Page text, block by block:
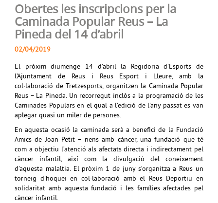
Obertes les inscripcions per la
Caminada Popular Reus – La
Pineda del 14 d’abril
02/04/2019
El pròxim diumenge 14 d’abril la Regidoria d’Esports de
l’Ajuntament de Reus i Reus Esport i Lleure, amb la
col·laboració de Tretzesports, organitzen la Caminada Popular
Reus – La Pineda. Un recorregut inclòs a la programació de les
Caminades Populars en el qual a l’edició de l’any passat es van
aplegar quasi un miler de persones.
En aquesta ocasió la caminada serà a benefici de la Fundació
Amics de Joan Petit – nens amb càncer, una fundació que té
com a objectiu l’atenció als afectats directa i indirectament pel
càncer infantil, així com la divulgació del coneixement
d’aquesta malaltia. El pròxim 1 de juny s’organitza a Reus un
torneig d’hoquei en col·laboració amb el Reus Deportiu en
solidaritat amb aquesta fundació i les famílies afectades pel
càncer infantil.